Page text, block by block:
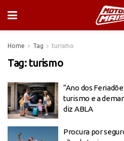
Home Tag turismo
Tag: turismo
“Ano dos
turismo e a
diz ABLA
Procura por